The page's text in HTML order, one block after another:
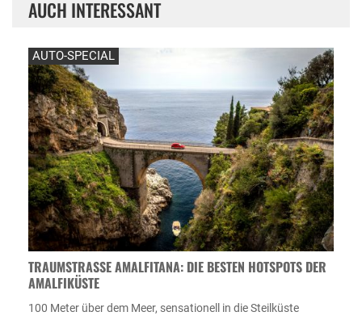
AUCH INTERESSANT
AUTO-SPECIAL
TRAUMSTRASSE AMALFITANA: DIE BESTEN HOTSPOTS DER A
MALFIKÜSTE
100 Meter über dem Meer, sensationell in die Steilküste